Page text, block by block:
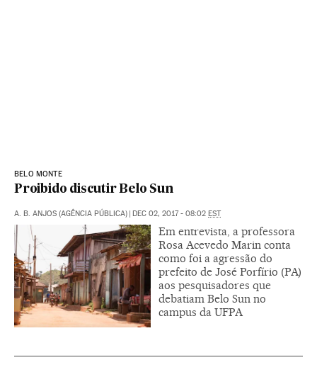
BELO MONTE
Proibido discutir Belo Sun
A. B. ANJOS (AGÊNCIA PÚBLICA) | DEC 02, 2017 - 08:02 EST
Em entrevista, a professora
Rosa Acevedo Marin conta
como foi a agressão do
prefeito de José Porfírio (PA)
aos pesquisadores que
debatiam Belo Sun no
campus da UFPA